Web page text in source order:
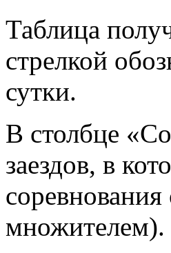
Таблица
стрелкой
сутки.
В столбце
заездов, в
соревнования
множителем).